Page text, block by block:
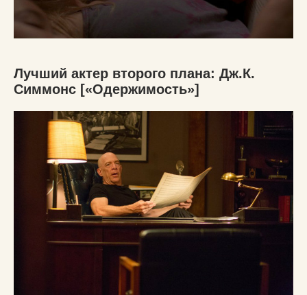
Лучший актер второго плана: Дж.К.
Симмонс [«Одержимость»]